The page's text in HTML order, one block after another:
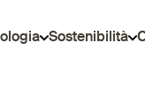
Sostenibilità